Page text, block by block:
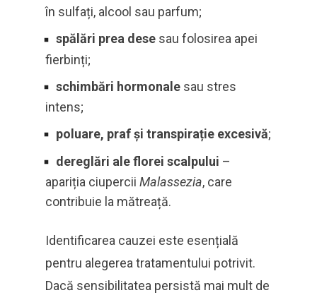
în sulfați, alcool sau parfum;
spălări prea dese sau folosirea apei
fierbinți;
schimbări hormonale sau stres
intens;
poluare, praf și transpirație excesivă;
dereglări ale florei scalpului –
apariția ciupercii Malassezia, care
contribuie la mătreață.
Identificarea cauzei este esențială
pentru alegerea tratamentului potrivit.
Dacă sensibilitatea persistă mai mult de